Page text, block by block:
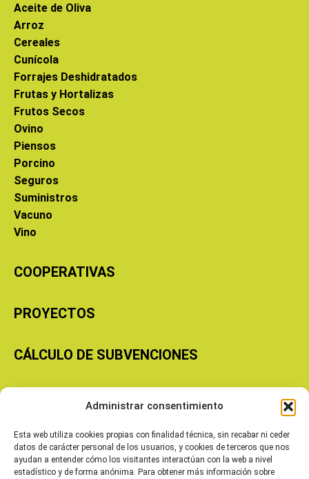
Administrar consentimiento
Esta web utiliza cookies propias con finalidad técnica, sin recabar ni ceder
datos de carácter personal de los usuarios, y cookies de terceros que nos
ayudan a entender cómo los visitantes interactúan con la web a nivel
estadístico y de forma anónima. Para obtener más información sobre
Aceite de Oliva
Arroz
Cereales
Cunícola
Forrajes Deshidratados
Frutas y Hortalizas
Frutos Secos
Ovino
Piensos
Porcino
Seguros
Suministros
Vacuno
Vino
COOPERATIVAS
PROYECTOS
CÁLCULO DE SUBVENCIONES